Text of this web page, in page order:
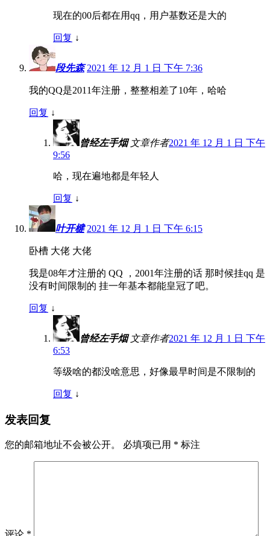
现在的00后都在用qq，用户基数还是大的
回复 ↓
段先森 2021 年 12 月 1 日 下午 7:36
我的QQ是2011年注册，整整相差了10年，哈哈
回复 ↓
曾经左手烟 文章作者2021 年 12 月 1 日 下午
9:56
哈，现在遍地都是年轻人
回复 ↓
叶开楗 2021 年 12 月 1 日 下午 6:15
卧槽 大佬 大佬
我是08年才注册的 QQ ，2001年注册的话 那时候挂qq 是
没有时间限制的 挂一年基本都能皇冠了吧。
回复 ↓
曾经左手烟 文章作者2021 年 12 月 1 日 下午
6:53
等级啥的都没啥意思，好像最早时间是不限制的
回复 ↓
发表回复
您的邮箱地址不会被公开。 必填项已用 * 标注